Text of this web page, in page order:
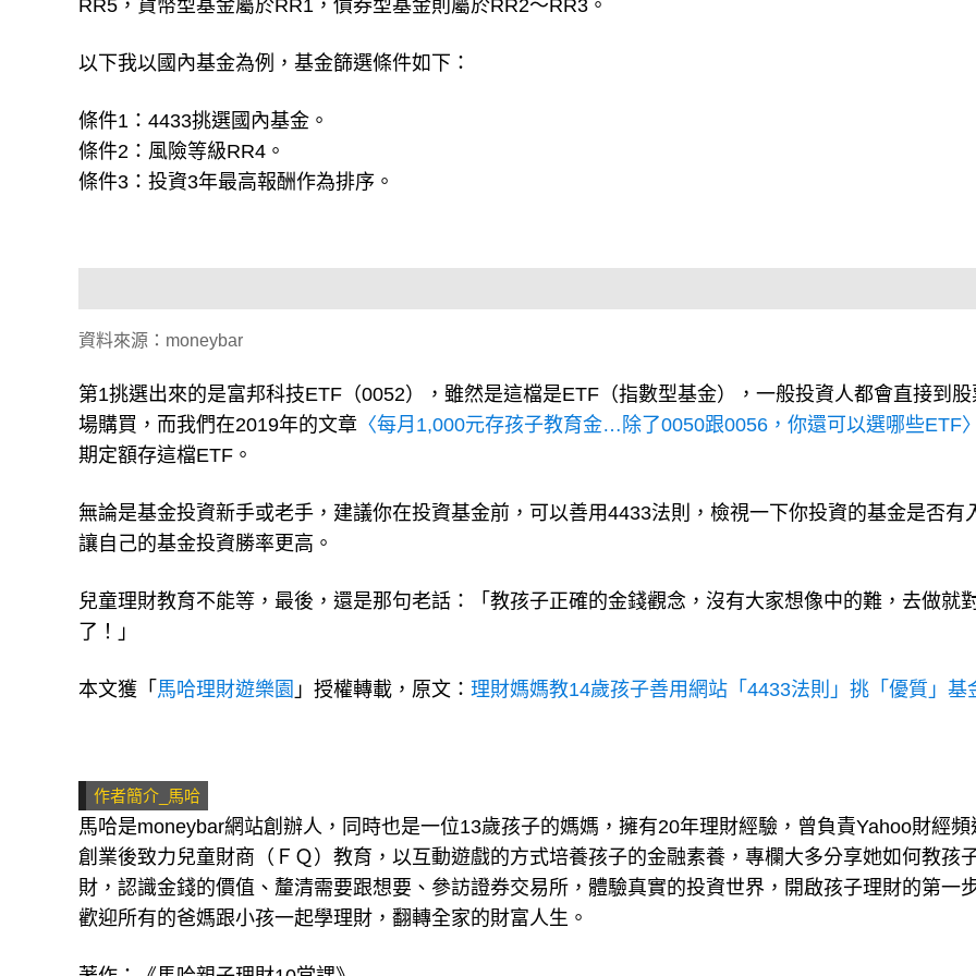
RR5，貨幣型基金屬於RR1，債券型基金則屬於RR2～RR3。
以下我以國內基金為例，基金篩選條件如下：
條件1：4433挑選國內基金。
條件2：風險等級RR4。
條件3：投資3年最高報酬作為排序。
資料來源：moneybar
第1挑選出來的是富邦科技ETF（0052），雖然是這檔是ETF（指數型基金），一般投資人都會直接到股
場購買，而我們在2019年的文章 〈每月1,000元存孩子教育金…除了0050跟0056，你還可以選哪些ETF〉
期定額存這檔ETF。
無論是基金投資新手或老手，建議你在投資基金前，可以善用4433法則，檢視一下你投資的基金是否有
讓自己的基金投資勝率更高。
兒童理財教育不能等，最後，還是那句老話：「教孩子正確的金錢觀念，沒有大家想像中的難，去做就
了！」
本文獲「 馬哈理財遊樂園 」授權轉載，原文： 理財媽媽教14歲孩子善用網站「4433法則」挑「優質」基
作者簡介_馬哈
馬哈是moneybar網站創辦人，同時也是一位13歲孩子的媽媽，擁有20年理財經驗，曾負責Yahoo財經頻
創業後致力兒童財商（ＦＱ）教育，以互動遊戲的方式培養孩子的金融素養，專欄大多分享她如何教孩
財，認識金錢的價值、釐清需要跟想要、參訪證券交易所，體驗真實的投資世界，開啟孩子理財的第一
歡迎所有的爸媽跟小孩一起學理財，翻轉全家的財富人生。